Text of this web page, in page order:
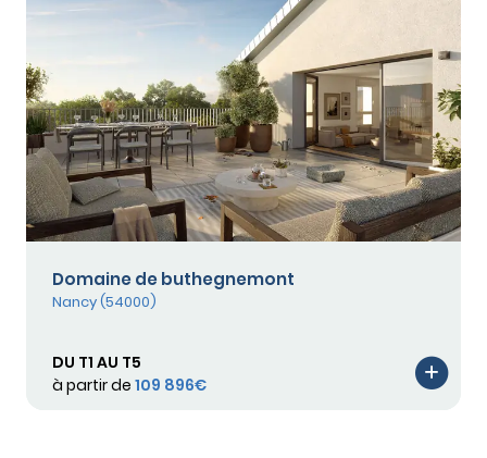
Domaine de buthegnemont
Nancy (54000)
DU T1 AU T5
à partir de 109 896€